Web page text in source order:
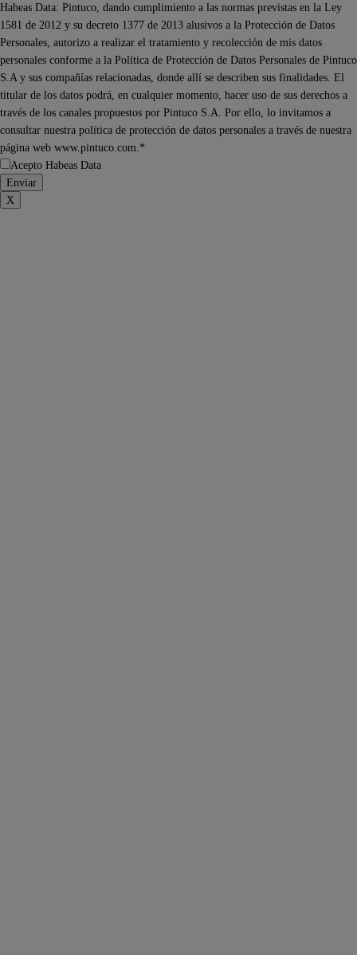
Habeas Data: Pintuco, dando cumplimiento a las normas previstas en la Ley
1581 de 2012 y su decreto 1377 de 2013 alusivos a la Protección de Datos
Personales, autorizo a realizar el tratamiento y recolección de mis datos
personales conforme a la Política de Protección de Datos Personales de Pintuco
S.A y sus compañías relacionadas, donde allí se describen sus finalidades. El
titular de los datos podrá, en cualquier momento, hacer uso de sus derechos a
través de los canales propuestos por Pintuco S.A. Por ello, lo invitamos a
consultar nuestra política de protección de datos personales a través de nuestra
página web www.pintuco.com.*
Acepto Habeas Data
X